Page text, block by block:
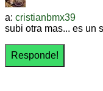
a: cristianbmx39
subi otra mas... es un